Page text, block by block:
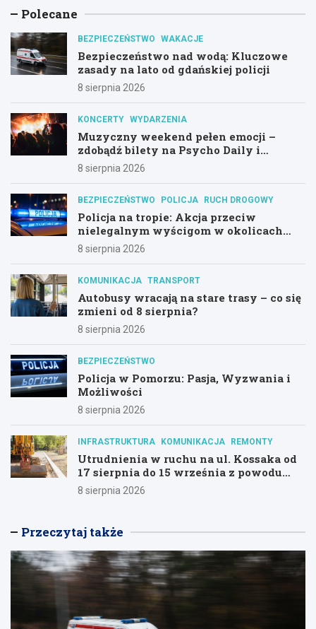
Polecane
BEZPIECZEŃSTWO WAKACJE
Bezpieczeństwo nad wodą: Kluczowe
zasady na lato od gdańskiej policji
8 sierpnia 2026
KONCERTY WYDARZENIA
Muzyczny weekend pełen emocji –
zdobądź bilety na Psycho Daily i
Alternatywny Las!
8 sierpnia 2026
BEZPIECZEŃSTWO POLICJA RUCH DROGOWY
Policja na tropie: Akcja przeciw
nielegalnym wyścigom w okolicach
Hali Olivia
8 sierpnia 2026
KOMUNIKACJA TRANSPORT
Autobusy wracają na stare trasy – co się
zmieni od 8 sierpnia?
8 sierpnia 2026
BEZPIECZEŃSTWO
Policja w Pomorzu: Pasja, Wyzwania i
Możliwości
8 sierpnia 2026
INFRASTRUKTURA KOMUNIKACJA REMONTY
Utrudnienia w ruchu na ul. Kossaka od
17 sierpnia do 15 września z powodu
modernizacji
8 sierpnia 2026
Przeczytaj także